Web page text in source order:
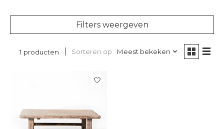
Filters weergeven
1 producten Sorteren op Meest bekeken